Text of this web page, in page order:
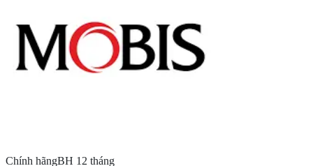
Chính hãngBH 12 tháng